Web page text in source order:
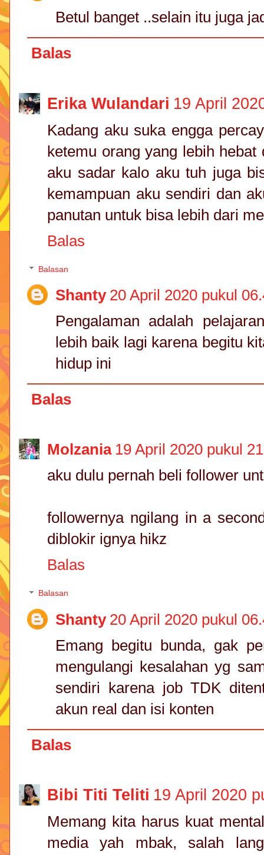
Betul banget ..selain itu juga
Balas
Erika Wulandari 19 April
Kadang aku suka engga
ketemu orang yang lebih
aku sadar kalo aku tuh juga
kemampuan aku sendiri dan
panutan untuk bisa lebih dari
Balas
Balasan
Shanty 20 April 2020 pukul
Pengalaman adalah
lebih baik lagi karena begitu
hidup ini
Balas
Molzania 19 April 2020 pukul
aku dulu pernah beli follower
followernya ngilang in a
diblokir ignya hikz
Balas
Balasan
Shanty 20 April 2020 pukul
Emang begitu bunda, gak
mengulangi kesalahan yg
sendiri karena job TDK
akun real dan isi konten
Balas
Bibi Titi Teliti 19 April 2020
Memang kita harus kuat
media yah mbak, salah